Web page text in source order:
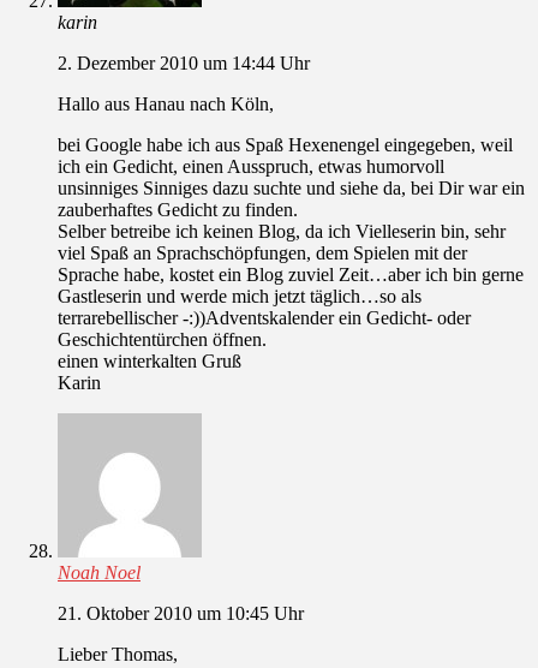
karin
2. Dezember 2010 um 14:44 Uhr
Hallo aus Hanau nach Köln,
bei Google habe ich aus Spaß Hexenengel eingegeben, weil
ich ein Gedicht, einen Ausspruch, etwas humorvoll
unsinniges Sinniges dazu suchte und siehe da, bei Dir war ein
zauberhaftes Gedicht zu finden.
Selber betreibe ich keinen Blog, da ich Vielleserin bin, sehr
viel Spaß an Sprachschöpfungen, dem Spielen mit der
Sprache habe, kostet ein Blog zuviel Zeit…aber ich bin gerne
Gastleserin und werde mich jetzt täglich…so als
terrarebellischer -:))Adventskalender ein Gedicht- oder
Geschichtentürchen öffnen.
einen winterkalten Gruß
Karin
Noah Noel
21. Oktober 2010 um 10:45 Uhr
Lieber Thomas,